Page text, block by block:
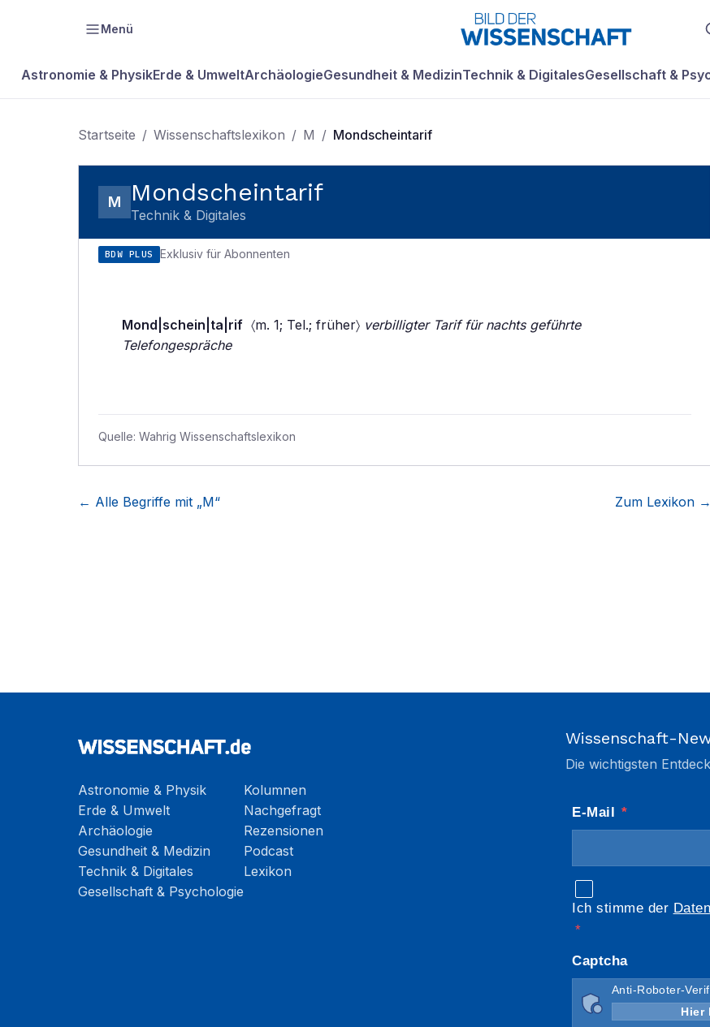
Menü
Astronomie & PhysikErde & UmweltArchäologieGesundheit & MedizinTechnik & DigitalesGesellschaft &
Startseite / Wissenschaftslexikon / M / Mondscheintarif
M Mondscheintarif
Technik & Digitales
BDW PLUS Exklusiv für Abonnenten
Mond|schein|ta|rif 〈m. 1; Tel.; früher〉 verbilligter Tarif für nachts geführte
Telefongespräche
Quelle: Wahrig Wissenschaftslexikon
← Alle Begriffe mit „M“ Zum Lexikon →
Astronomie & Physik
Erde & Umwelt
Archäologie
Gesundheit & Medizin
Technik & Digitales
Gesellschaft & Psychologie
Kolumnen
Nachgefragt
Rezensionen
Podcast
Lexikon
Wissenschaft-
Die wichtigsten